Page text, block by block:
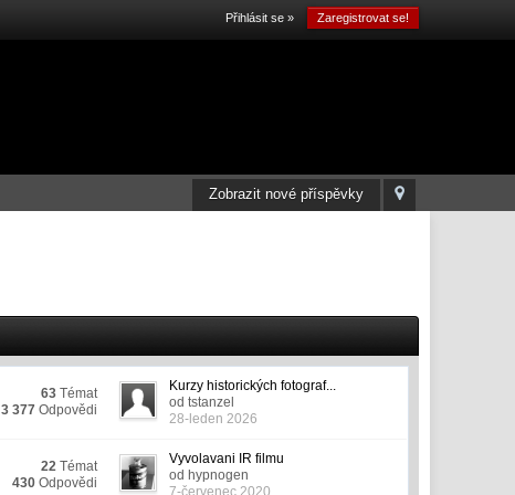
Přihlásit se » Zaregistrovat se!
Zobrazit nové příspěvky
63 Témat
3 377 Odpovědi
Kurzy historických fotograf...
od tstanzel
28-leden 2026
22 Témat
430 Odpovědi
Vyvolavani IR filmu
od hypnogen
7-červenec 2020